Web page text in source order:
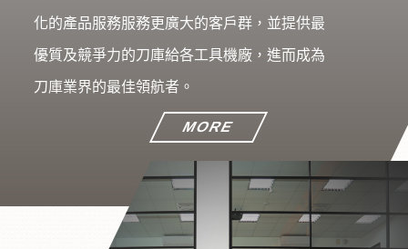
化的產品服務服務更廣大的客戶群，並提供最
優質及競爭力的刀庫給各工具機廠，進而成為
刀庫業界的最佳領航者。
MORE